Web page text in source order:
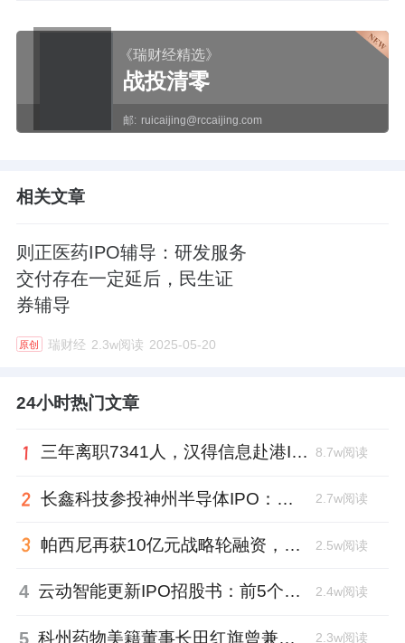
《瑞财经精选》
战投清零
邮: ruicaijing@rccaijing.com
相关文章
则正医药IPO辅导：研发服务
交付存在一定延后，民生证
券辅导
原创 瑞财经 2.3w阅读 2025-05-20
24小时热门文章
三年离职7341人，汉得信息赴港IPO前欠缴社保1.55亿元 8.7w阅读
长鑫科技参投神州半导体IPO：朱培文、陈觉晓变现2.6亿，董秘和保荐人有旧 2.7w阅读
帕西尼再获10亿元战略轮融资，注册地从深圳迁至北京 2.5w阅读
4 云动智能更新IPO招股书：前5个月扭亏为盈，董事长李巍去年降薪近两成 2.4w阅读
5 科州药物美籍董事长田红旗曾兼职放射所，被问询核心技术是否清晰 2.3w阅读